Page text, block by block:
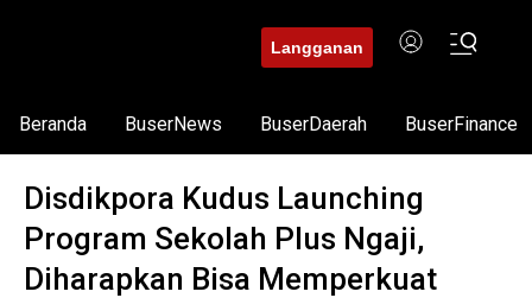
Langganan
Beranda BuserNews BuserDaerah BuserFinance
Disdikpora Kudus Launching
Program Sekolah Plus Ngaji,
Diharapkan Bisa Memperkuat